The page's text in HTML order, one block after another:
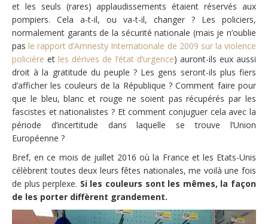
et les seuls (rares) applaudissements étaient réservés aux
pompiers. Cela a-t-il, ou va-t-il, changer ? Les policiers,
normalement garants de la sécurité nationale (mais je n’oublie
pasle rapport d’Amnesty Internationale de 2009 sur la violence
policière etles dérives de l’état d’urgence) auront-ils eux aussi
droit à la gratitude du peuple ? Les gens seront-ils plus fiers
d’afficher les couleurs de la République ? Comment faire pour
que le bleu, blanc et rouge ne soient pas récupérés par les
fascistes et nationalistes ? Et comment conjuguer cela avec la
période d’incertitude dans laquelle se trouve l’Union
Européenne ?
Bref, en ce mois de juillet 2016 où la France et les Etats-Unis
célèbrent toutes deux leurs fêtes nationales, me voilà une fois
de plus perplexe. Si les couleurs sont les mêmes, la façon
de les porter diffèrent grandement.